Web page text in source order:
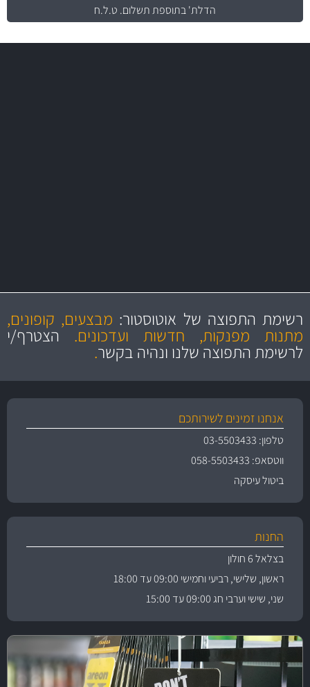
הדלת' בתוספת תשלום. ט.ל.ח
מקצועיות
ושירות מצויין
מחירים
הוגנים
והיצע מוצרים איכותירשימת התפוצה של אוטוסטור: מבצעים, קופונים,
מתנות מפנקות, חדשות ועדכונים.הצטרף/י
לרשימת התפוצה שלנו ונהיה בקשר.
אנחנו זמינים לשירותכם
טלפון: 03-5503433
ווטסאפ: 058-5503433
ביטול עיסקה
החנות
בצלאל 6 חולון
ראשון, שלישי, רביעי וחמישי 09:00 עד 18:00
שני, שישי וערבי חג 09:00 עד 15:00